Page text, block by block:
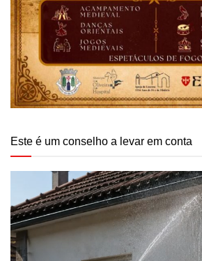
Este é um conselho a levar em conta